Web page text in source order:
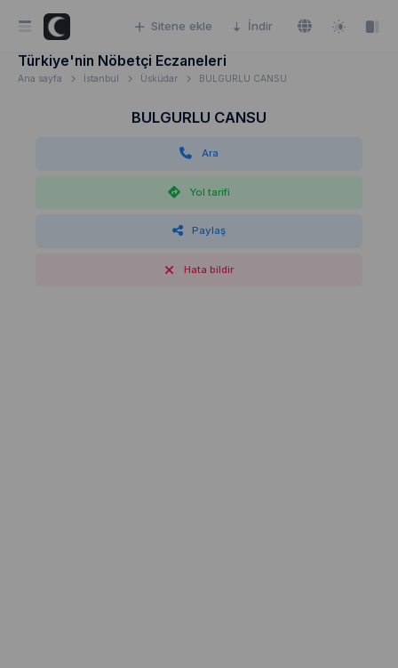
Sitene ekle İndir
Türkiye'nin Nöbetçi Eczaneleri
Ana sayfa İstanbul Üsküdar BULGURLU CANSU
BULGURLU CANSU
Ara
Yol tarifi
Paylaş
Hata bildir